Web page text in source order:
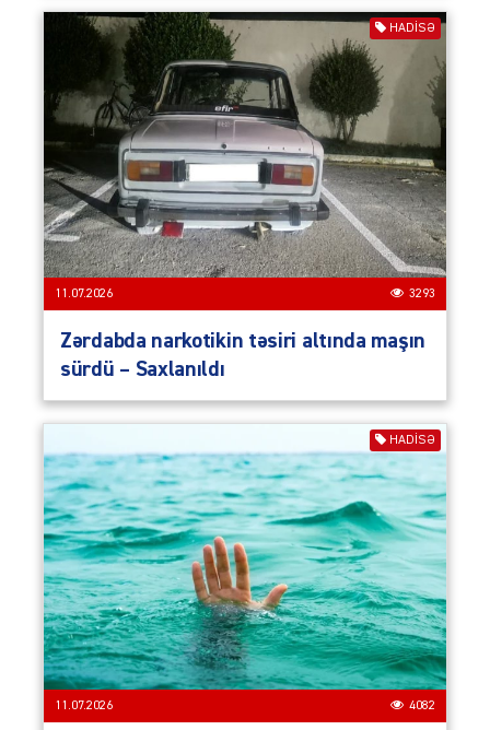
HADISƏ
11.07.2026 3293
Zərdabda narkotikin təsiri altında maşın
sürdü – Saxlanıldı
HADISƏ
11.07.2026 4082